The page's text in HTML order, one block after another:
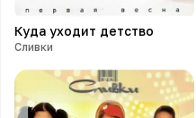
Куда уходит детство
Сливки